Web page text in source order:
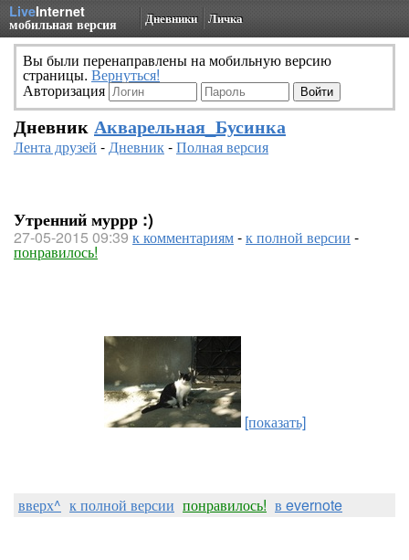
LiveInternet
мобильная версия Дневники Личка
Вы были перенаправлены на мобильную версию
страницы. Вернуться!
Авторизация
Дневник Акварельная_Бусинка
Лента друзей -Дневник-Полная версия
Утренний муррр :)
27-05-2015 09:39 к комментариям-к полной версии -
понравилось!
[показать]
вверх^ к полной версии понравилось! в evernote